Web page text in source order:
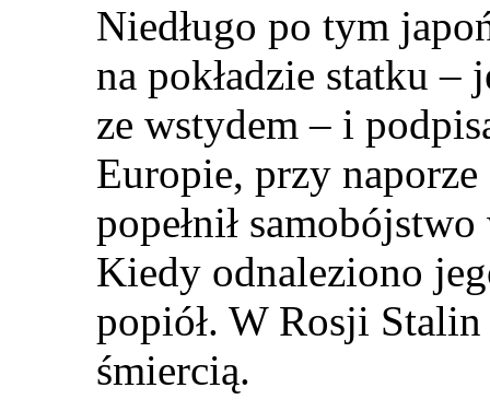
Niedługo po tym
na pokładzie statku –
ze wstydem – i
Europie, przy
popełnił
Kiedy odnaleziono
popiół. W Rosji
śmiercią.